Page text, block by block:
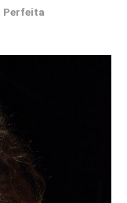
Perfeita